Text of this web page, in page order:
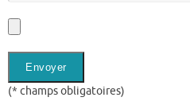
(* champs obligatoires)